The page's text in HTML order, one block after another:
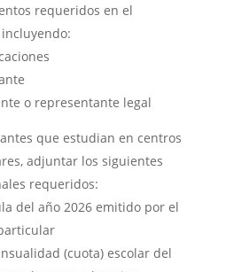
requeridos en el
o representante legal
que estudian en centros
adjuntar los siguientes
requeridos:
del año 2026 emitido por el
(cuota) escolar del